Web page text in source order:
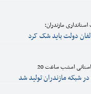
مازندران:
دولت باید شک کرد
امشب ساعت 20
شبکه مازندران تولید شد